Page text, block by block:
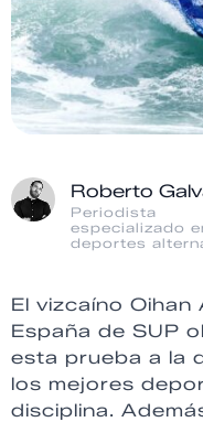
Roberto
Periodista
especializado
deportes
El vizcaíno
España de SUP
esta prueba a la
los mejores
disciplina.